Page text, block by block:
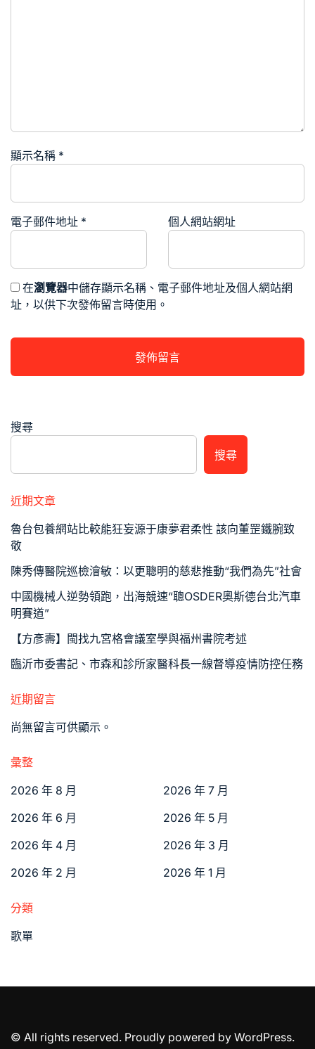
顯示名稱 *
電子郵件地址 * 個人網站網址
在瀏覽器中儲存顯示名稱、電子郵件地址及個人網站網
址，以供下次發佈留言時使用。
搜尋
搜尋
近期文章
魯台包養網站比較能狂妄源于康夢君柔性 該向董罡鐵腕致
敬
陳秀傳醫院巡檢澮敏：以更聰明的慈悲推動“我們為先”社會
中國機械人逆勢領跑，出海競速“聰OSDER奧斯德台北汽車
明賽道”
【方彥壽】閩找九宮格會議室學與福州書院考述
臨沂市委書記、市森和診所家醫科長一線督導疫情防控任務
近期留言
尚無留言可供顯示。
彙整
2026 年 8 月
2026 年 7 月
2026 年 6 月
2026 年 5 月
2026 年 4 月
2026 年 3 月
2026 年 2 月
2026 年 1 月
分類
歌單
© All rights reserved. Proudly powered by WordPress.